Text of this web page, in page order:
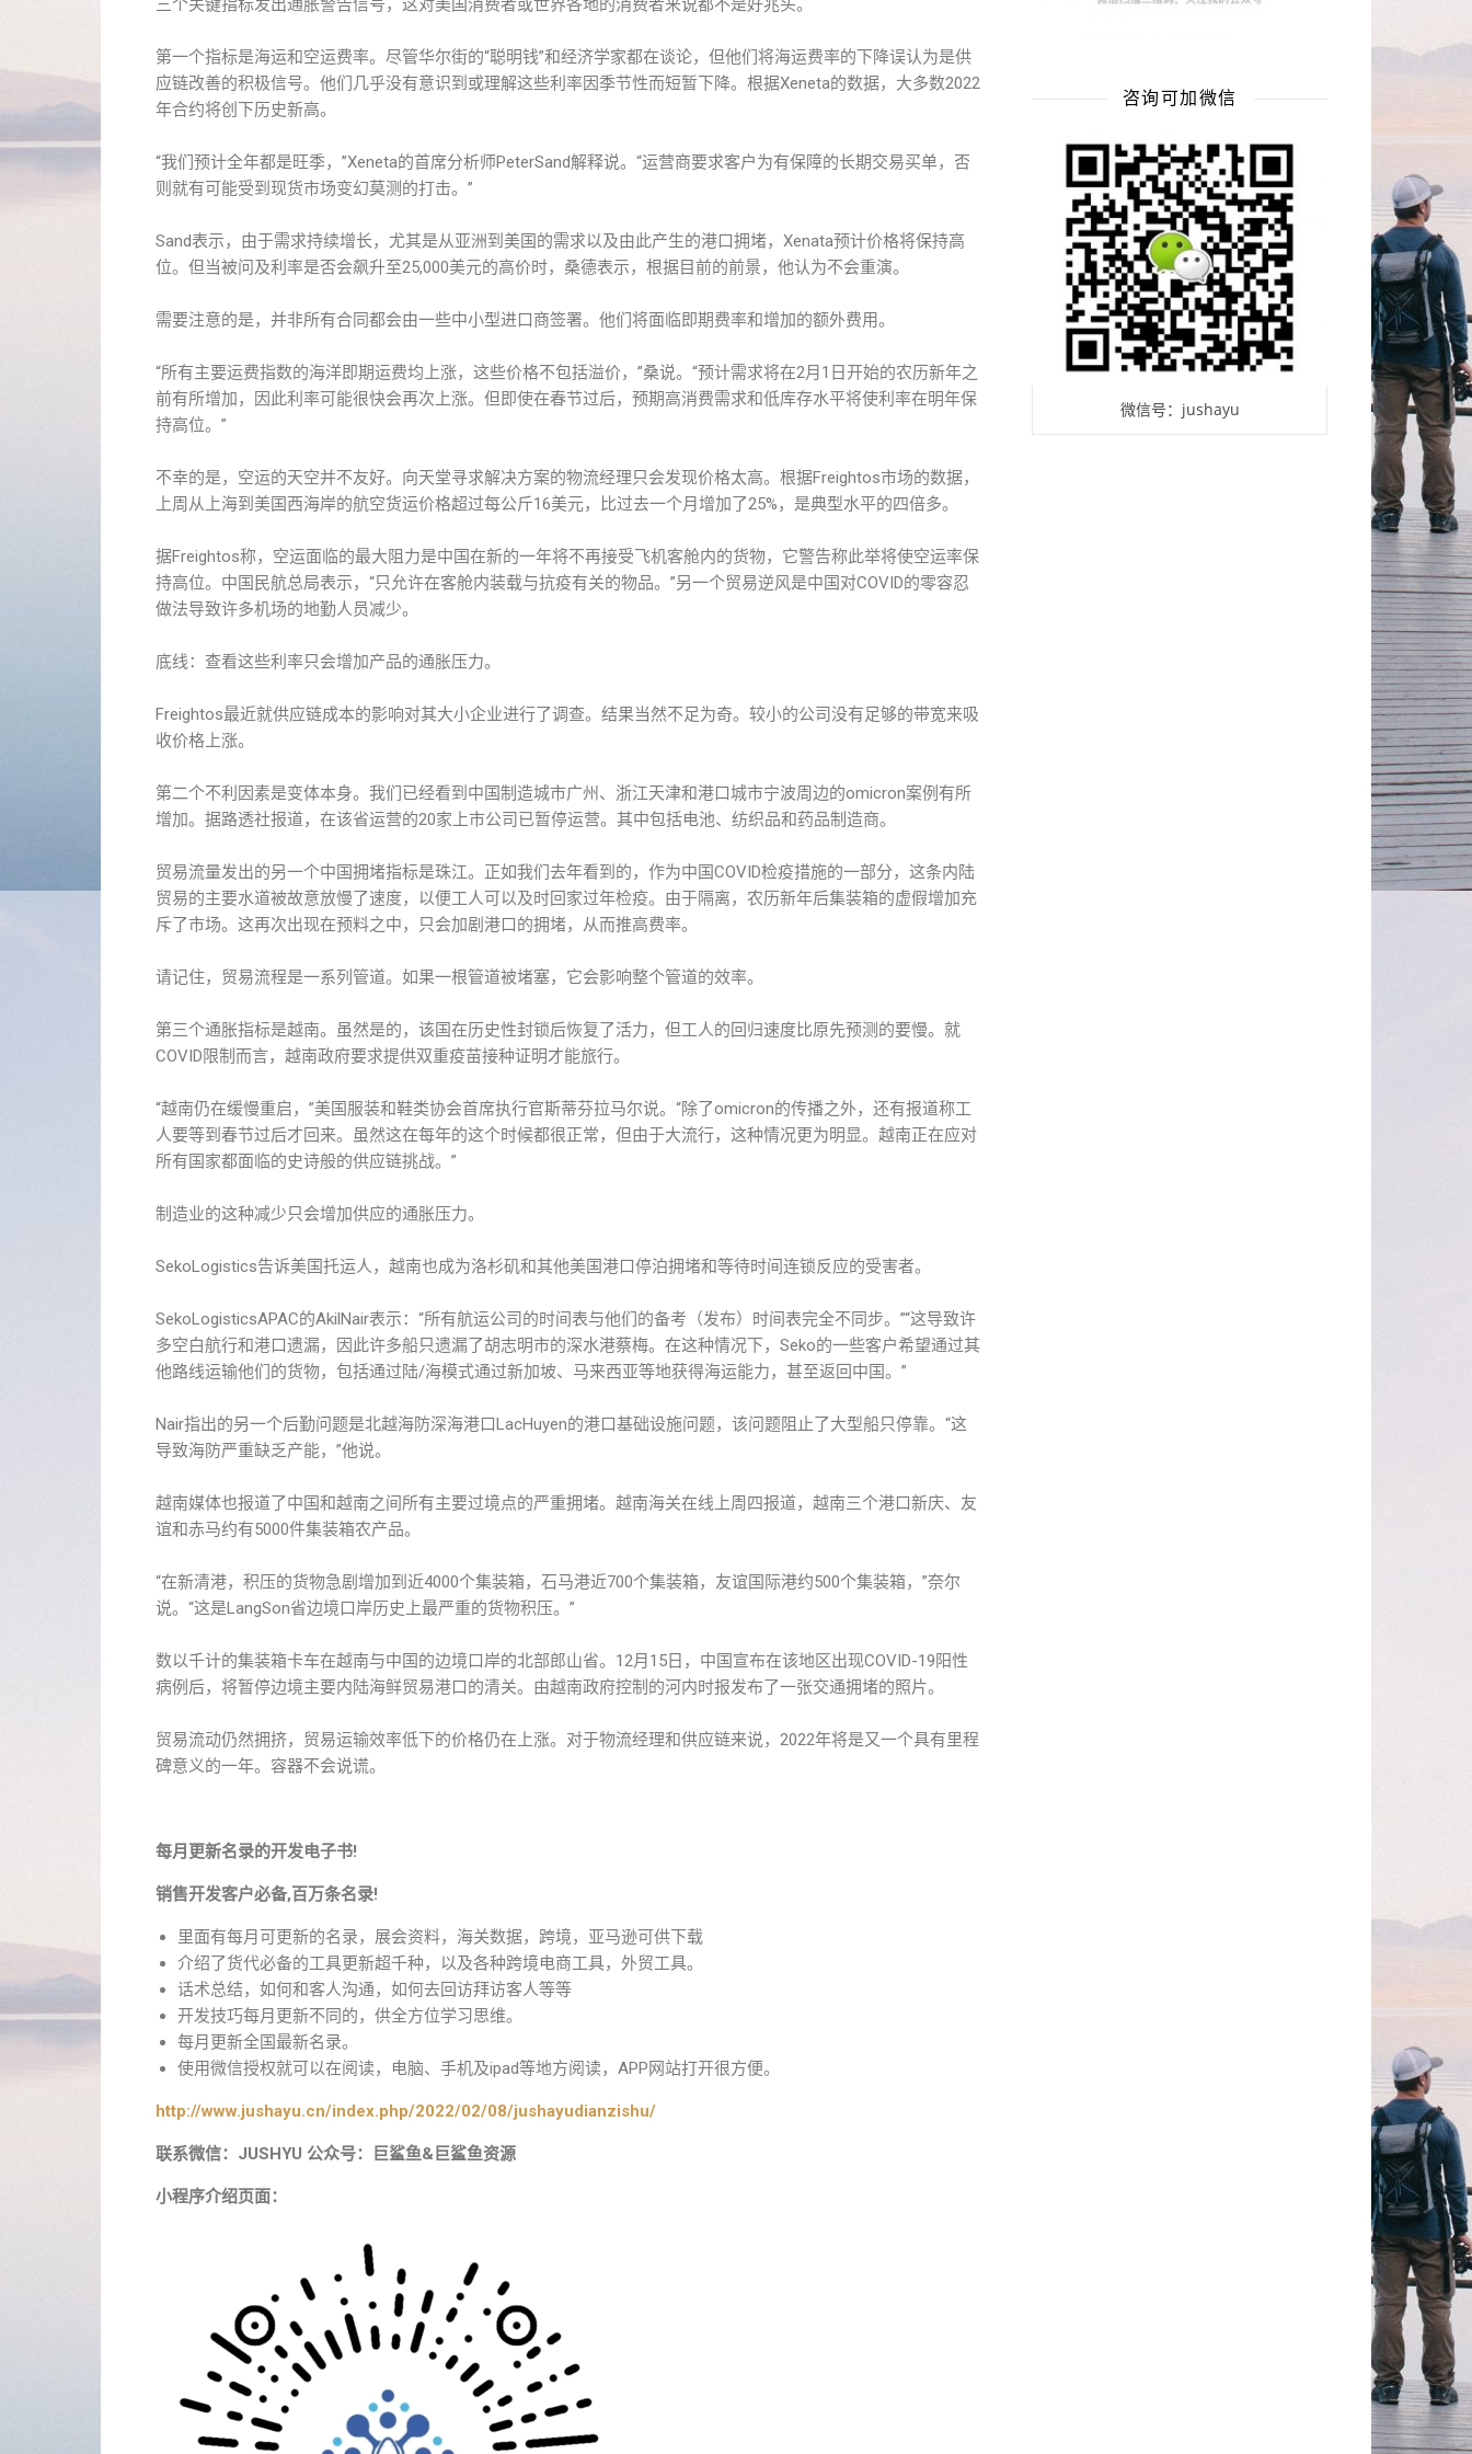
三个关键指标发出通胀警告信号，这对美国消费者或世界各地的消费者来说都不是好兆头。
第一个指标是海运和空运费率。尽管华尔街的“聪明钱”和经济学家都在谈论，但他们将海运费率的下降误认为是供
应链改善的积极信号。他们几乎没有意识到或理解这些利率因季节性而短暂下降。根据Xeneta的数据，大多数2022
年合约将创下历史新高。
“我们预计全年都是旺季，”Xeneta的首席分析师PeterSand解释说。“运营商要求客户为有保障的长期交易买单，否
则就有可能受到现货市场变幻莫测的打击。”
Sand表示，由于需求持续增长，尤其是从亚洲到美国的需求以及由此产生的港口拥堵，Xenata预计价格将保持高
位。但当被问及利率是否会飙升至25,000美元的高价时，桑德表示，根据目前的前景，他认为不会重演。
需要注意的是，并非所有合同都会由一些中小型进口商签署。他们将面临即期费率和增加的额外费用。
“所有主要运费指数的海洋即期运费均上涨，这些价格不包括溢价，”桑说。“预计需求将在2月1日开始的农历新年之
前有所增加，因此利率可能很快会再次上涨。但即使在春节过后，预期高消费需求和低库存水平将使利率在明年保
持高位。”
不幸的是，空运的天空并不友好。向天堂寻求解决方案的物流经理只会发现价格太高。根据Freightos市场的数据，
上周从上海到美国西海岸的航空货运价格超过每公斤16美元，比过去一个月增加了25%，是典型水平的四倍多。
据Freightos称，空运面临的最大阻力是中国在新的一年将不再接受飞机客舱内的货物，它警告称此举将使空运率保
持高位。中国民航总局表示，“只允许在客舱内装载与抗疫有关的物品。”另一个贸易逆风是中国对COVID的零容忍
做法导致许多机场的地勤人员减少。
底线：查看这些利率只会增加产品的通胀压力。
Freightos最近就供应链成本的影响对其大小企业进行了调查。结果当然不足为奇。较小的公司没有足够的带宽来吸
收价格上涨。
第二个不利因素是变体本身。我们已经看到中国制造城市广州、浙江天津和港口城市宁波周边的omicron案例有所
增加。据路透社报道，在该省运营的20家上市公司已暂停运营。其中包括电池、纺织品和药品制造商。
贸易流量发出的另一个中国拥堵指标是​​珠江。正如我们去年看到的，作为中国COVID检疫措施的一部分，这条内陆
贸易的主要水道被故意放慢了速度，以便工人可以及时回家过年检疫。由于隔离，农历新年后集装箱的虚假增加充
斥了市场。这再次出现在预料之中，只会加剧港口的拥堵，从而推高费率。
请记住，贸易流程是一系列管道。如果一根管道被堵塞，它会影响整个管道的效率。
第三个通胀指标是越南。虽然是的，该国在历史性封锁后恢复了活力，但工人的回归速度比原先预测的要慢。就
COVID限制而言，越南政府要求提供双重疫苗接种证明才能旅行。
“越南仍在缓慢重启，”美国服装和鞋类协会首席执行官斯蒂芬拉马尔说。“除了omicron的传播之外，还有报道称工
人要等到春节过后才回来。虽然这在每年的这个时候都很正常，但由于大流行，这种情况更为明显。越南正在应对
所有国家都面临的史诗般的供应链挑战。”
制造业的这种减少只会增加供应的通胀压力。
SekoLogistics告诉美国托运人，越南也成为洛杉矶和其他美国港口停泊拥堵和等待时间连锁反应的受害者。
SekoLogisticsAPAC的AkilNair表示：“所有航运公司的时间表与他们的备考（发布）时间表完全不同步。”“这导致许
多空白航行和港口遗漏，因此许多船只遗漏了胡志明市的深水港蔡梅。在这种情况下，Seko的一些客户希望通过其
他路线运输他们的货物，包括通过陆/海模式通过新加坡、马来西亚等地获得海运能力，甚至返回中国。”
Nair指出的另一个后勤问题是北越海防深海港口LacHuyen的港口基础设施问题，该问题阻止了大型船只停靠。“这
导致海防严重缺乏产能，”他说。
越南媒体也报道了中国和越南之间所有主要过境点的严重拥堵。越南海关在线上周四报道，越南三个港口新庆、友
谊和赤马约有5000件集装箱农产品。
“在新清港，积压的货物急剧增加到近4000个集装箱，石马港近700个集装箱，友谊国际港约500个集装箱，”奈尔
说。“这是LangSon省边境口岸历史上最严重的货物积压。”
数以千计的集装箱卡车在越南与中国的边境口岸的北部郎山省。12月15日，中国宣布在该地区出现COVID-19阳性
病例后，将暂停边境主要内陆海鲜贸易港口的清关。由越南政府控制的河内时报发布了一张交通拥堵的照片。
贸易流动仍然拥挤，贸易运输效率低下的价格仍在上涨。对于物流经理和供应链来说，2022年将是又一个具有里程
碑意义的一年。容器不会说谎。
每月更新名录的开发电子书!
销售开发客户必备,百万条名录!
里面有每月可更新的名录，展会资料，海关数据，跨境，亚马逊可供下载
介绍了货代必备的工具更新超千种，以及各种跨境电商工具，外贸工具。
话术总结，如何和客人沟通，如何去回访拜访客人等等
开发技巧每月更新不同的，供全方位学习思维。
每月更新全国最新名录。
使用微信授权就可以在阅读，电脑、手机及ipad等地方阅读，APP网站打开很方便。
http://www.jushayu.cn/index.php/2022/02/08/jushayudianzishu/
联系微信：JUSHYU 公众号：巨鲨鱼&巨鲨鱼资源
小程序介绍页面：
咨询可加微信
微信号：jushayu